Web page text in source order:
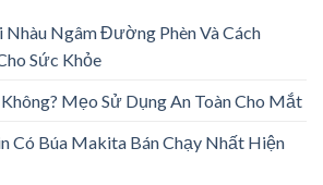
Nhàu Ngâm Đường Phèn Và Cách
Sức Khỏe
Mẹo Sử Dụng An Toàn Cho Mắt
Có Búa Makita Bán Chạy Nhất Hiện